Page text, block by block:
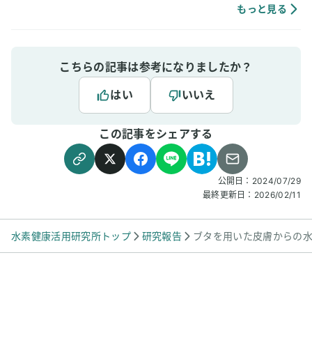
もっと見る
こちらの記事は参考になりましたか？
はい
いいえ
この記事をシェアする
公開日： 2024/07/29
最終更新日： 2026/02/11
水素健康活用研究所トップ 研究報告 ブタを用いた皮膚からの